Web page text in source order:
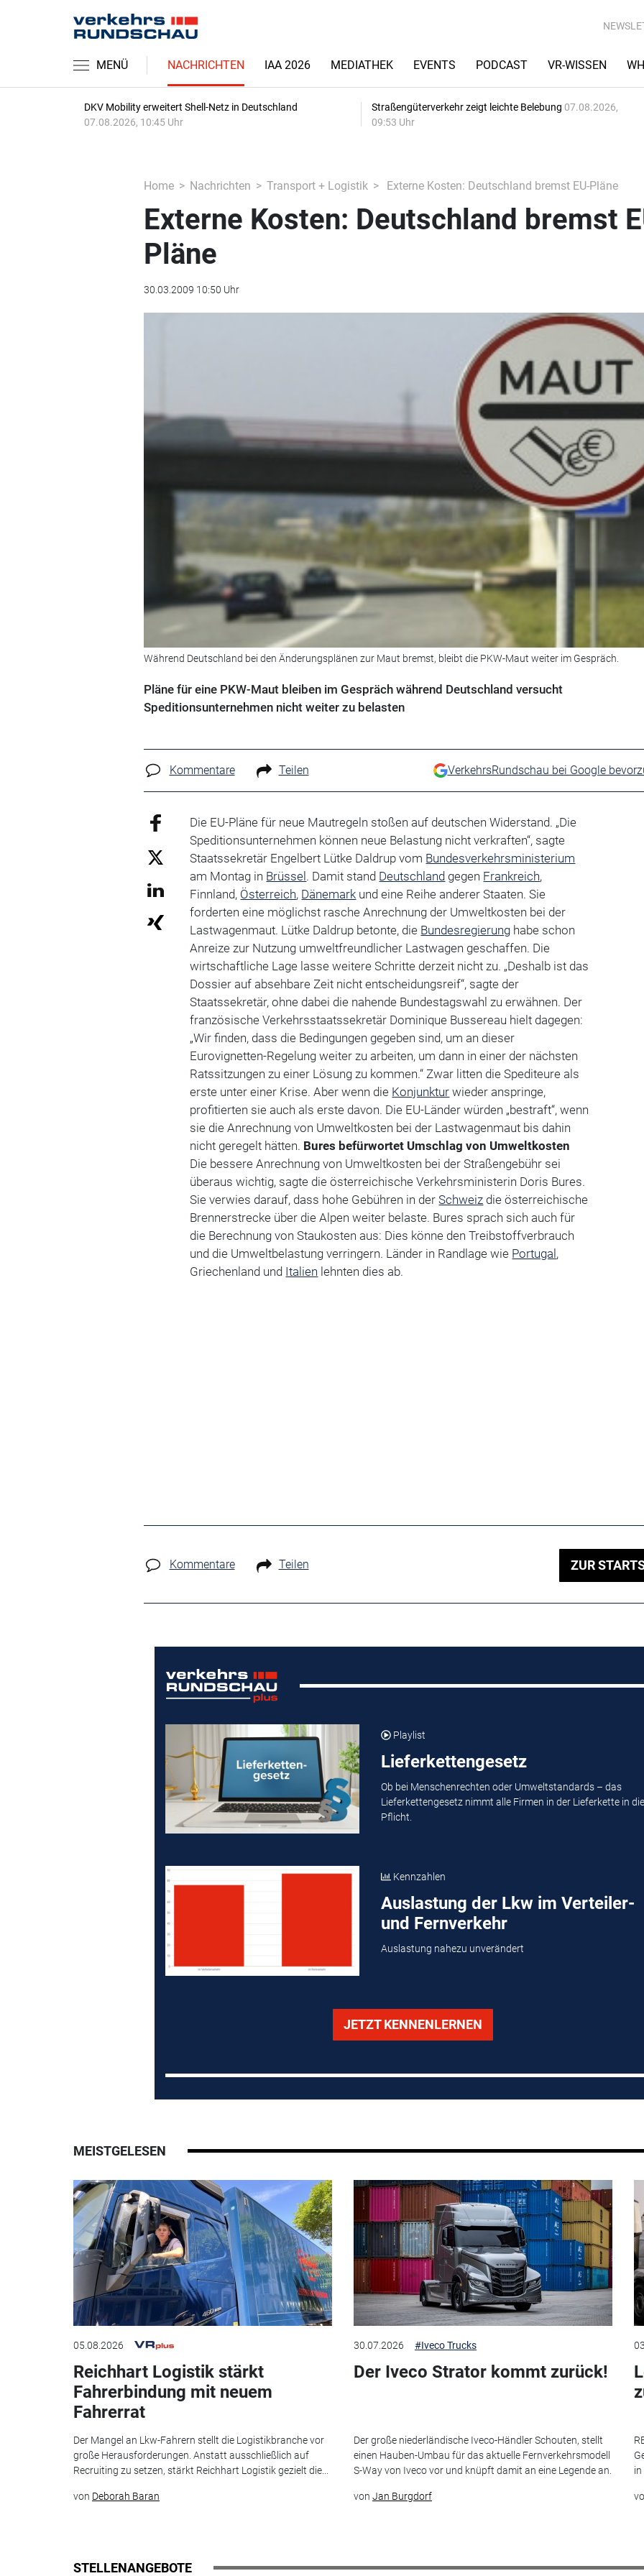
MENÜ NACHRICHTEN IAA 2026 MEDIATHEK EVENTS PODCAST VR-WISSEN
DKV Mobility erweitert Shell-Netz in Deutschland
07.08.2026, 10:45 Uhr
Straßengüterverkehr zeigt leichte Belebung 07.08.2026,
09:53 Uhr
Home Nachrichten Transport + Logistik Externe Kosten: Deutschland bremst EU-Pläne
Externe Kosten: Deutschland bremst
Pläne
30.03.2009 10:50 Uhr
Während Deutschland bei den Änderungsplänen zur Maut bremst, bleibt die PKW-Maut weiter im Gespräch.
Pläne für eine PKW-Maut bleiben im Gespräch während Deutschland versucht
Speditionsunternehmen nicht weiter zu belasten
Kommentare Teilen VerkehrsRundschau bei Google
Die EU-Pläne für neue Mautregeln stoßen auf deutschen Widerstand. „Die
Speditionsunternehmen können neue Belastung nicht verkraften“, sagte
Staatssekretär Engelbert Lütke Daldrup vom Bundesverkehrsministerium
am Montag in Brüssel . Damit stand Deutschland gegen Frankreich,
Finnland, Österreich, Dänemark und eine Reihe anderer Staaten. Sie
forderten eine möglichst rasche Anrechnung der Umweltkosten bei der
Lastwagenmaut. Lütke Daldrup betonte, die Bundesregierung habe schon
Anreize zur Nutzung umweltfreundlicher Lastwagen geschaffen. Die
wirtschaftliche Lage lasse weitere Schritte derzeit nicht zu. „Deshalb ist das
Dossier auf absehbare Zeit nicht entscheidungsreif“, sagte der
Staatssekretär, ohne dabei die nahende Bundestagswahl zu erwähnen. Der
französische Verkehrsstaatssekretär Dominique Bussereau hielt dagegen:
„Wir finden, dass die Bedingungen gegeben sind, um an dieser
Eurovignetten-Regelung weiter zu arbeiten, um dann in einer der nächsten
Ratssitzungen zu einer Lösung zu kommen.“ Zwar litten die Spediteure als
erste unter einer Krise. Aber wenn die Konjunktur wieder anspringe,
profitierten sie auch als erste davon. Die EU-Länder würden „bestraft“, wenn
sie die Anrechnung von Umweltkosten bei der Lastwagenmaut bis dahin
nicht geregelt hätten. Bures befürwortet Umschlag von Umweltkosten
Die bessere Anrechnung von Umweltkosten bei der Straßengebühr sei
überaus wichtig, sagte die österreichische Verkehrsministerin Doris Bures.
Sie verwies darauf, dass hohe Gebühren in derSchweiz die österreichische
Brennerstrecke über die Alpen weiter belaste. Bures sprach sich auch für
die Berechnung von Staukosten aus: Dies könne den Treibstoffverbrauch
und die Umweltbelastung verringern. Länder in Randlage wie Portugal ,
Griechenland und Italien lehnten dies ab.
Kommentare Teilen ZUR
Playlist
Lieferkettengesetz
Ob bei Menschenrechten oder Umweltstandards – das
Lieferkettengesetz nimmt alle Firmen in der Lieferkette in die
Pflicht.
Kennzahlen
Auslastung der Lkw im Verteiler-
und Fernverkehr
Auslastung nahezu unverändert
JETZT KENNENLERNEN
MEISTGELESEN
05.08.2026
Reichhart Logistik stärkt
Fahrerbindung mit neuem
Fahrerrat
Der Mangel an Lkw-Fahrern stellt die Logistikbranche vor
große Herausforderungen. Anstatt ausschließlich auf
Recruiting zu setzen, stärkt Reichhart Logistik gezielt die...
von Deborah Baran
30.07.2026 #Iveco Trucks
Der Iveco Strator kommt zurück!
Der große niederländische Iveco-Händler Schouten, stellt
einen Hauben-Umbau für das aktuelle Fernverkehrsmodell
S-Way von Iveco vor und knüpft damit an eine Legende an.
von Jan Burgdorf
in
STELLENANGEBOTE